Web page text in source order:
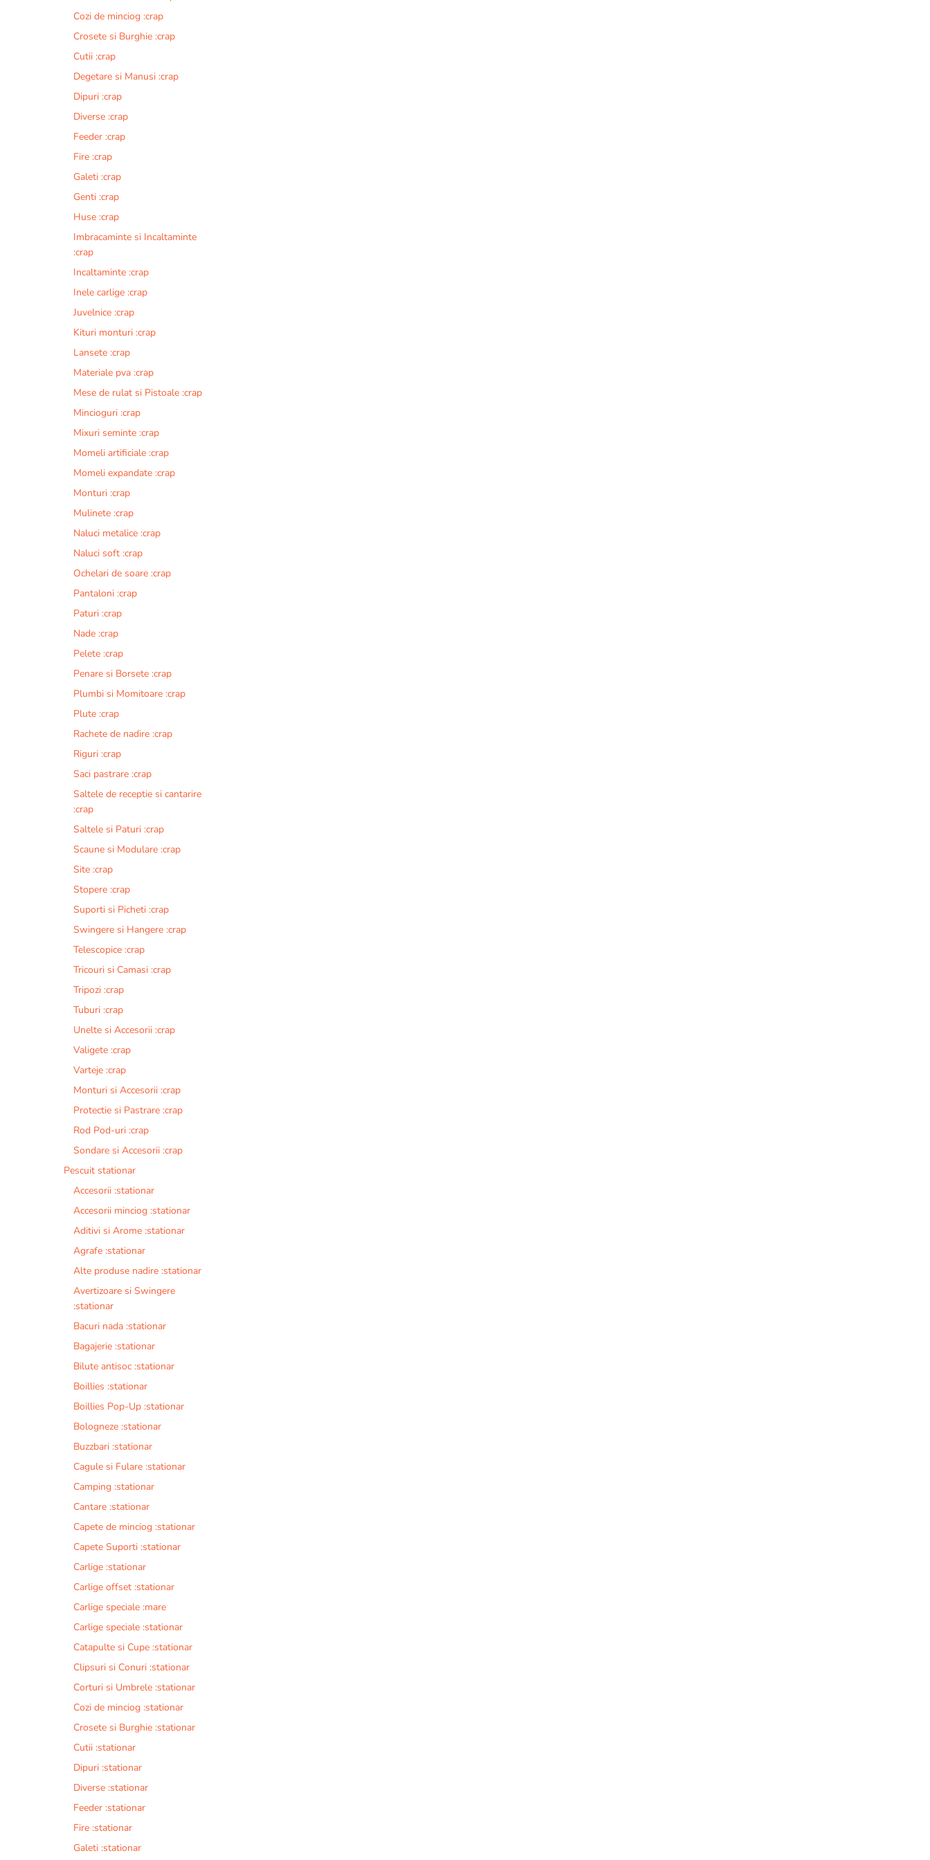
Cozi de minciog :crap
Crosete si Burghie :crap
Cutii :crap
Degetare si Manusi :crap
Dipuri :crap
Diverse :crap
Feeder :crap
Fire :crap
Galeti :crap
Genti :crap
Huse :crap
Imbracaminte si Incaltaminte
:crap
Incaltaminte :crap
Inele carlige :crap
Juvelnice :crap
Kituri monturi :crap
Lansete :crap
Materiale pva :crap
Mese de rulat si Pistoale :crap
Mincioguri :crap
Mixuri seminte :crap
Momeli artificiale :crap
Momeli expandate :crap
Monturi :crap
Mulinete :crap
Naluci metalice :crap
Naluci soft :crap
Ochelari de soare :crap
Pantaloni :crap
Paturi :crap
Nade :crap
Pelete :crap
Penare si Borsete :crap
Plumbi si Momitoare :crap
Plute :crap
Rachete de nadire :crap
Riguri :crap
Saci pastrare :crap
Saltele de receptie si cantarire
:crap
Saltele si Paturi :crap
Scaune si Modulare :crap
Site :crap
Stopere :crap
Suporti si Picheti :crap
Swingere si Hangere :crap
Telescopice :crap
Tricouri si Camasi :crap
Tripozi :crap
Tuburi :crap
Unelte si Accesorii :crap
Valigete :crap
Varteje :crap
Monturi si Accesorii :crap
Protectie si Pastrare :crap
Rod Pod-uri :crap
Sondare si Accesorii :crap
Pescuit stationar
Accesorii :stationar
Accesorii minciog :stationar
Aditivi si Arome :stationar
Agrafe :stationar
Alte produse nadire :stationar
Avertizoare si Swingere
:stationar
Bacuri nada :stationar
Bagajerie :stationar
Bilute antisoc :stationar
Boillies :stationar
Boillies Pop-Up :stationar
Bologneze :stationar
Buzzbari :stationar
Cagule si Fulare :stationar
Camping :stationar
Cantare :stationar
Capete de minciog :stationar
Capete Suporti :stationar
Carlige :stationar
Carlige offset :stationar
Carlige speciale :mare
Carlige speciale :stationar
Catapulte si Cupe :stationar
Clipsuri si Conuri :stationar
Corturi si Umbrele :stationar
Cozi de minciog :stationar
Crosete si Burghie :stationar
Cutii :stationar
Dipuri :stationar
Diverse :stationar
Feeder :stationar
Fire :stationar
Galeti :stationar